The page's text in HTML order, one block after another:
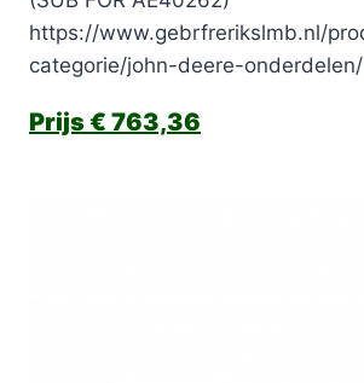
https://www.gebrfrerikslmb.nl/
categorie/john-deere-onderdelen/
€ 763,36